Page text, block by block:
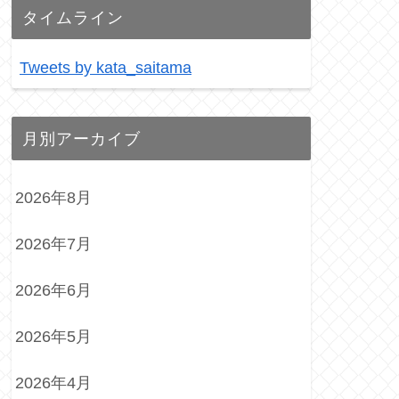
タイムライン
Tweets by kata_saitama
月別アーカイブ
2026年8月
2026年7月
2026年6月
2026年5月
2026年4月